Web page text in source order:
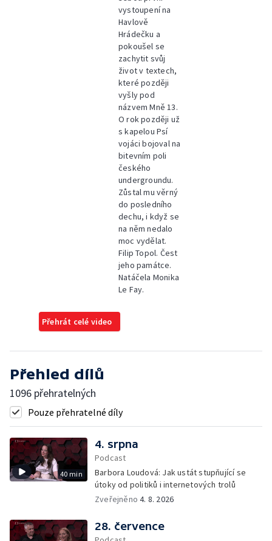
vystoupení na
Havlově
Hrádečku a
pokoušel se
zachytit svůj
život v textech,
které později
vyšly pod
názvem Mně 13.
O rok později už
s kapelou Psí
vojáci bojoval na
bitevním poli
českého
undergroundu.
Zůstal mu věrný
do posledního
dechu, i když se
na něm nedalo
moc vydělat.
Filip Topol. Čest
jeho památce.
Natáčela Monika
Le Fay.
Přehrát celé video
Přehled dílů
1096 přehratelných
Pouze přehratelné díly
40 min
4. srpna
Podcast
Barbora Loudová: Jak ustát stupňující se
útoky od politiků i internetových trolů
Zveřejněno4. 8. 2026
28. července